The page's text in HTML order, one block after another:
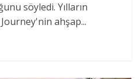
söyledi. Yılların
ahşap...